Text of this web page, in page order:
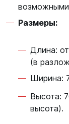
возможными
Размеры:
Длина:
(в
Ширина:
Высота:
высота).